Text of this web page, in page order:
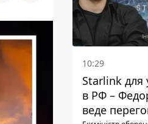
10:29
Starlink для
в РФ –
веде